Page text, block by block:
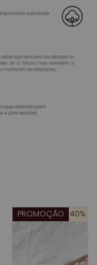
PROMOÇÃO 40%